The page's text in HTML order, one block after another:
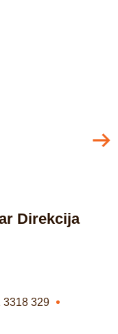
Direkcija
3318 329